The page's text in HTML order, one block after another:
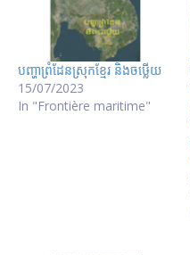
បញ្ហាព្រំដែនស្រុកខ្មែរ និងចឞ្លើយ
15/07/2023
In "Frontière maritime"